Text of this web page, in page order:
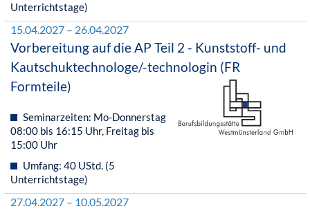
Unterrichtstage)
15.04.2027 – 26.04.2027
Vorbereitung auf die AP Teil 2 - Kunststoff- und
Kautschuktechnologe/-technologin (FR
Formteile)
Seminarzeiten: Mo-Donnerstag
08:00 bis 16:15 Uhr, Freitag bis
15:00 Uhr
Umfang: 40 UStd. (5
Unterrichtstage)
27.04.2027 – 10.05.2027